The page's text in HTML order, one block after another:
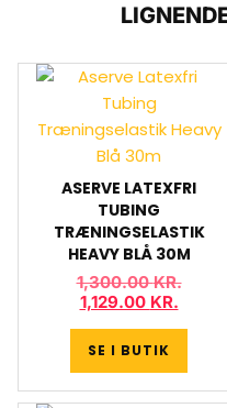
ASERVE LATEXFRI
TUBING
TRÆNINGSELASTIK
HEAVY BLÅ 30M
1,300.00KR.
1,129.00 KR.
SE I BUTIK